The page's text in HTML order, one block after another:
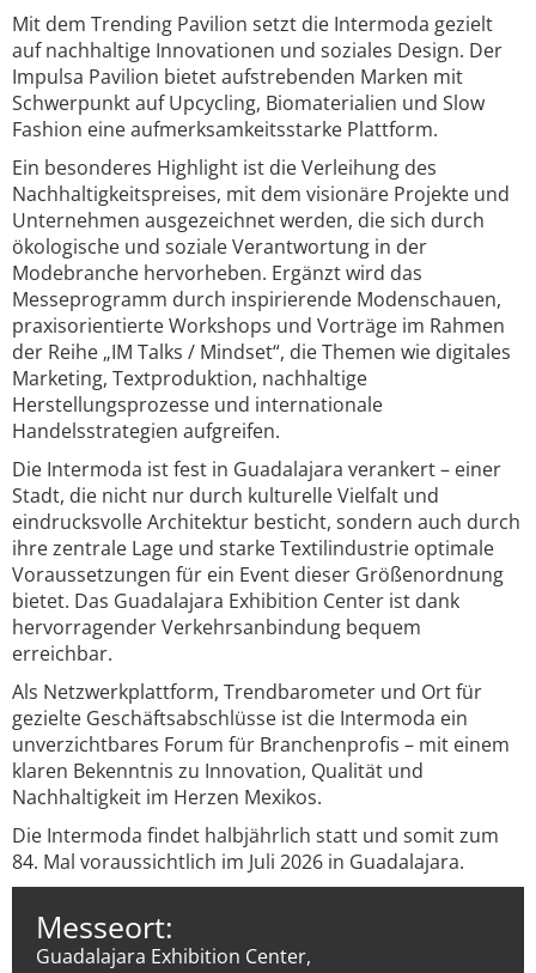
Mit dem Trending Pavilion setzt die Intermoda gezielt
auf nachhaltige Innovationen und soziales Design. Der
Impulsa Pavilion bietet aufstrebenden Marken mit
Schwerpunkt auf Upcycling, Biomaterialien und Slow
Fashion eine aufmerksamkeitsstarke Plattform.
Ein besonderes Highlight ist die Verleihung des
Nachhaltigkeitspreises, mit dem visionäre Projekte und
Unternehmen ausgezeichnet werden, die sich durch
ökologische und soziale Verantwortung in der
Modebranche hervorheben. Ergänzt wird das
Messeprogramm durch inspirierende Modenschauen,
praxisorientierte Workshops und Vorträge im Rahmen
der Reihe „IM Talks / Mindset“, die Themen wie digitales
Marketing, Textproduktion, nachhaltige
Herstellungsprozesse und internationale
Handelsstrategien aufgreifen.
Die Intermoda ist fest in Guadalajara verankert – einer
Stadt, die nicht nur durch kulturelle Vielfalt und
eindrucksvolle Architektur besticht, sondern auch durch
ihre zentrale Lage und starke Textilindustrie optimale
Voraussetzungen für ein Event dieser Größenordnung
bietet. Das Guadalajara Exhibition Center ist dank
hervorragender Verkehrsanbindung bequem
erreichbar.
Als Netzwerkplattform, Trendbarometer und Ort für
gezielte Geschäftsabschlüsse ist die Intermoda ein
unverzichtbares Forum für Branchenprofis – mit einem
klaren Bekenntnis zu Innovation, Qualität und
Nachhaltigkeit im Herzen Mexikos.
Die Intermoda findet halbjährlich statt und somit zum
84. Mal voraussichtlich im Juli 2026 in Guadalajara.
Messeort:
Guadalajara Exhibition Center,